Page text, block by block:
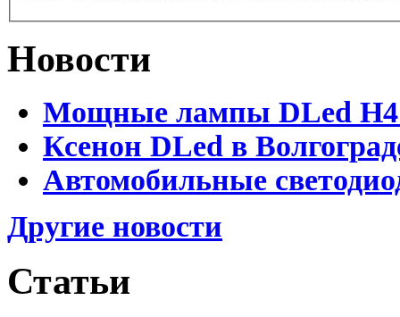
Новости
Мощные лампы DLed H4
Ксенон DLed в
Автомобильные
Другие новости
Статьи